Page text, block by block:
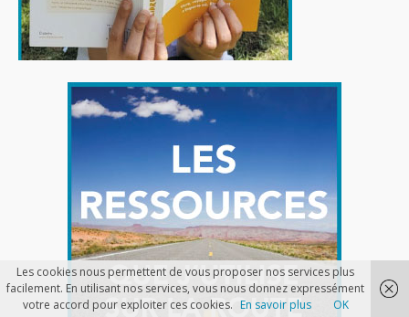
Les cookies nous permettent de vous proposer nos services plus
facilement. En utilisant nos services, vous nous donnez expressément
votre accord pour exploiter ces cookies. En savoir plus OK